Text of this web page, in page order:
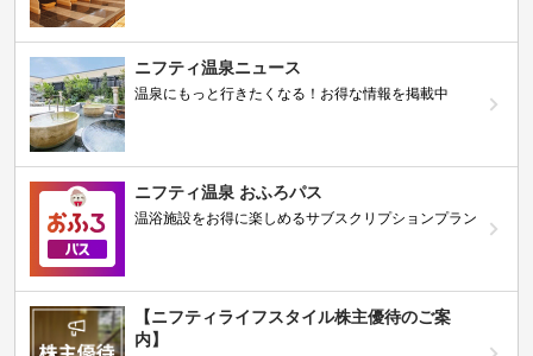
ニフティ温泉ニュース
温泉にもっと行きたくなる！お得な情報を掲載中
ニフティ温泉 おふろパス
温浴施設をお得に楽しめるサブスクリプションプラン
【ニフティライフスタイル株主優待のご案
内】